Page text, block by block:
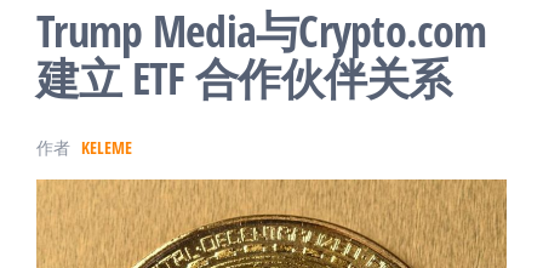
Trump Media与Crypto.com
建立 ETF 合作伙伴关系
作者 KELEME